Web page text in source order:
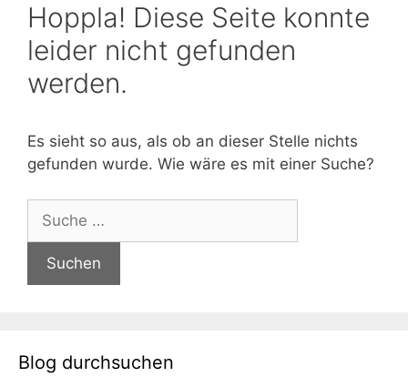
Hoppla! Diese Seite konnte
leider nicht gefunden
werden.
Es sieht so aus, als ob an dieser Stelle nichts
gefunden wurde. Wie wäre es mit einer Suche?
nach:
Blog durchsuchen